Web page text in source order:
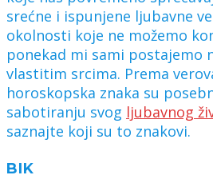
srećne i ispunjene ljubavne
okolnosti koje ne možemo
ponekad mi sami postajemo
vlastitim srcima. Prema
horoskopska znaka su
sabotiranju svog ljubavnog
saznajte koji su to znakovi.
BIK